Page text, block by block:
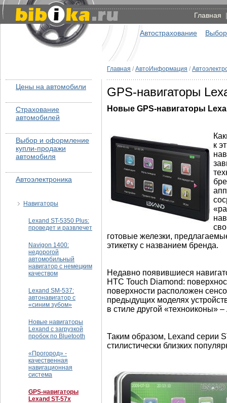
Главная
Автострахование
Главная / АвтоИнформация /
Цены на автомобили
Страхование
автомобилей
Выбор и оформление
купли-продажи
автомобиля
Автоэлектроника
Навигаторы
Lexand ST-5350 Plus:
проведет и развлечет
Navigon 1400:
недорогой
автомобильный
навигатор с немецким
качеством
Lexand SM-537:
автонавигатор с
«синим зубом»
Новые навигаторы
Lexand с загрузкой
пробок по Bluetooth
«Прогород» -
качественная
навигационная
система
GPS-навигаторы
Lexand ST-57x
GPS-навигаторы
Новые GPS-навигаторы
к
готовые железки,
этикетку с названием бренда.
Недавно появившиеся
HTC Touch Diamond:
поверхности расположен
предыдущих моделях
в стиле другой «техноиконы»
Таким образом, Lexand серии
стилистически близких